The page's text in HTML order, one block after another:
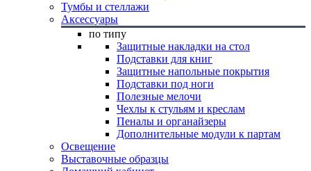
Тумбы и стеллажи
Аксессуары
по типу
Защитные накладки на стол
Подставки для книг
Защитные напольные покрытия
Подставки под ноги
Полезные мелочи
Чехлы к стульям и креслам
Пеналы и органайзеры
Дополнительные модули к партам
Освещение
Выставочные образцы